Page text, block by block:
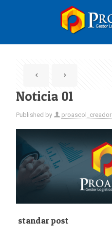
Noticia 01
Published by proascol_creador
standar post